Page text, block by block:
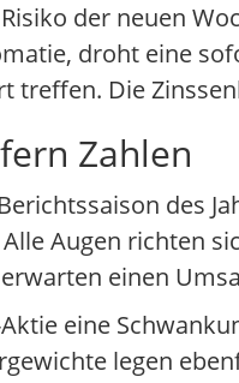
der neuen
droht eine
treffen. Die
Zahlen
des
Augen richten
einen
eine
legen